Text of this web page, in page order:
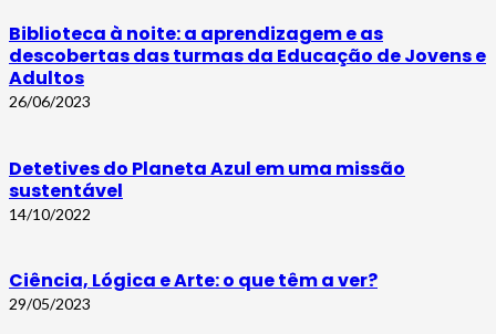
Biblioteca à noite: a aprendizagem e as
descobertas das turmas da Educação de Jovens e
Adultos
26/06/2023
Detetives do Planeta Azul em uma missão
sustentável
14/10/2022
Ciência, Lógica e Arte: o que têm a ver?
29/05/2023